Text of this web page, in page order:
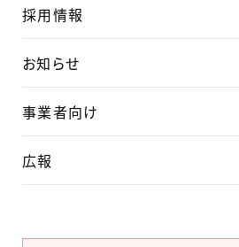
採用情報
お知らせ
事業者向け
広報